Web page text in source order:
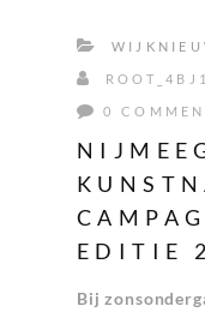
0
EDITIE
Bij